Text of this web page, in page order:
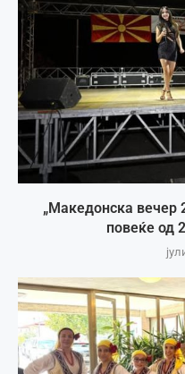
„Македонска вечер
повеќе од